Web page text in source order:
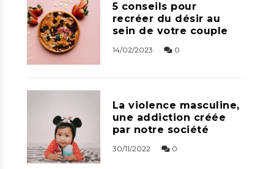
5 conseils pour
recréer du désir au
sein de votre couple
14/02/2023 0
La violence masculine,
une addiction créée
par notre société
30/11/2022 0